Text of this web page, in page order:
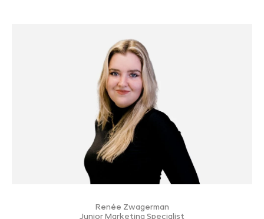
Renée Zwagerman
Junior Marketing Specialist